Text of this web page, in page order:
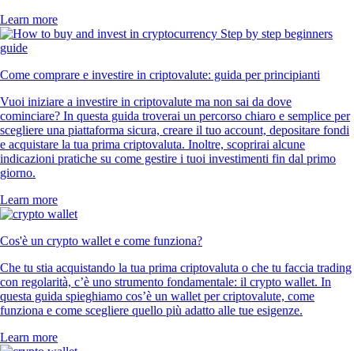
Learn more
Come comprare e investire in criptovalute: guida per principianti
Vuoi iniziare a investire in criptovalute ma non sai da dove
cominciare? In questa guida troverai un percorso chiaro e semplice per
scegliere una piattaforma sicura, creare il tuo account, depositare fondi
e acquistare la tua prima criptovaluta. Inoltre, scoprirai alcune
indicazioni pratiche su come gestire i tuoi investimenti fin dal primo
giorno.
Learn more
Cos'è un crypto wallet e come funziona?
Che tu stia acquistando la tua prima criptovaluta o che tu faccia trading
con regolarità, c’è uno strumento fondamentale: il crypto wallet. In
questa guida spieghiamo cos’è un wallet per criptovalute, come
funziona e come scegliere quello più adatto alle tue esigenze.
Learn more